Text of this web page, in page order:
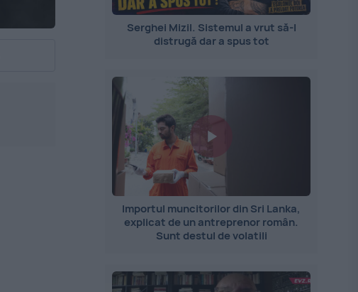
Serghei Mizil. Sistemul a vrut să-l
distrugă dar a spus tot
Importul muncitorilor din Sri Lanka,
explicat de un antreprenor român.
Sunt destul de volatili